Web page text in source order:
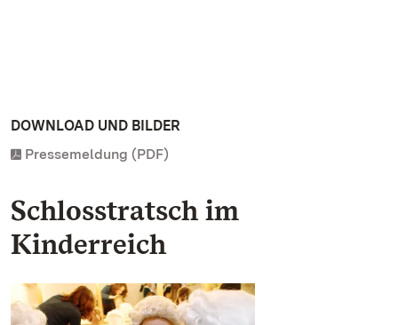
DOWNLOAD UND BILDER
Pressemeldung (PDF)
Schlosstratsch im
Kinderreich